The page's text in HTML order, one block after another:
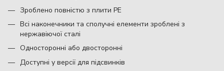
Зроблено повністю з плити РЕ
Всі наконечники та сполучні елементи зроблені з
нержавіючої сталі
Односторонні або двосторонні
Доступні у версії для підсвинків